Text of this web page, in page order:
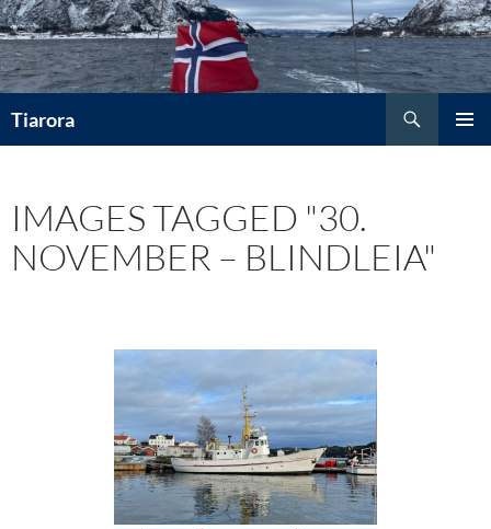
Hopp
til
innhold
Tiarora
IMAGES TAGGED "30.
NOVEMBER – BLINDLEIA"